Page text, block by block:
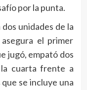
por la punta.
unidades de la
el primer
jugó, empató dos
cuarta frente a
se incluye una